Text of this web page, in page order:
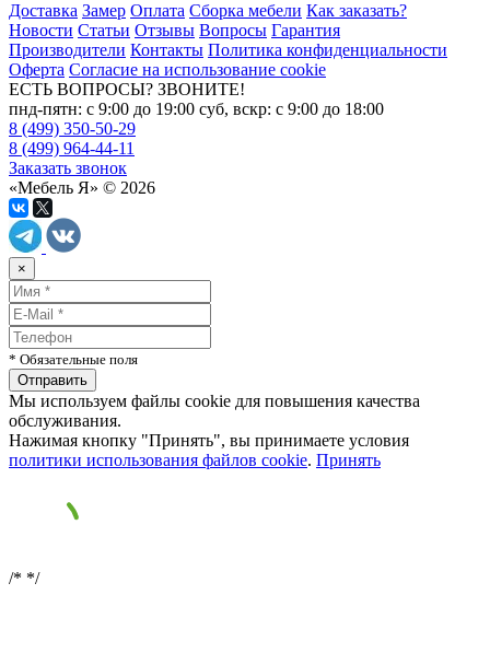
Доставка Замер Оплата Сборка мебели Как заказать?
Новости Статьи Отзывы Вопросы Гарантия
Производители Контакты Политика конфиденциальности
Оферта Согласие на использование cookie
ЕСТЬ ВОПРОСЫ? ЗВОНИТЕ!
пнд-пятн: с 9:00 до 19:00 суб, вскр: с 9:00 до 18:00
8 (499) 350-50-29
8 (499) 964-44-11
Заказать звонок
«Мебель Я» © 2026
×
* Обязательные поля
Мы используем файлы cookie для повышения качества
обслуживания.
Нажимая кнопку "Принять", вы принимаете условия
политики использования файлов cookie. Принять
/* */